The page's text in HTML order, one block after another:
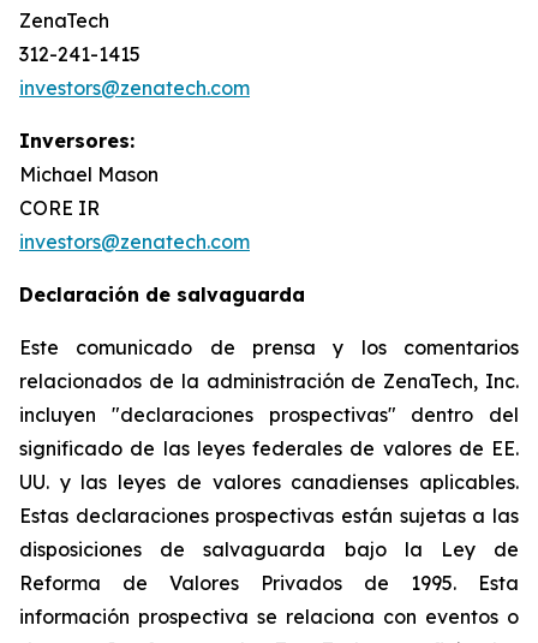
ZenaTech
312-241-1415
investors@zenatech.com
Inversores:
Michael Mason
CORE IR
investors@zenatech.com
Declaración de salvaguarda
Este comunicado de prensa y los comentarios
relacionados de la administración de ZenaTech, Inc.
incluyen "declaraciones prospectivas" dentro del
significado de las leyes federales de valores de EE.
UU. y las leyes de valores canadienses aplicables.
Estas declaraciones prospectivas están sujetas a las
disposiciones de salvaguarda bajo la Ley de
Reforma de Valores Privados de 1995. Esta
información prospectiva se relaciona con eventos o